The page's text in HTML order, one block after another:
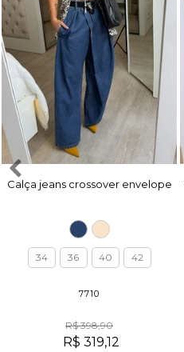
Calça jeans crossover envelope
34 36 40 42
7710
R$ 398,90
R$ 319,12